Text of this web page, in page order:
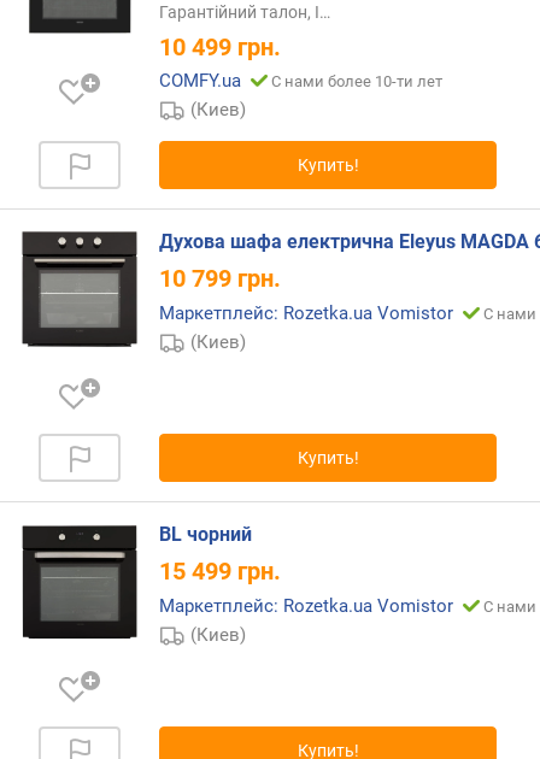
п
г
а
м
ш
т
)
к
л
с
т
е
к
л
в
е
р
Гарантійний талон, І…
10 499 грн.
COMFY.ua С нами более 10-ти лет
(Киев)
Купить!
Духова шафа електрична Eleyus MAGDA
10 799 грн.
Маркетплейс: Rozetka.ua Vomistor С нами
(Киев)
Купить!
BL чорний
15 499 грн.
Маркетплейс: Rozetka.ua Vomistor С нами
(Киев)
Купить!